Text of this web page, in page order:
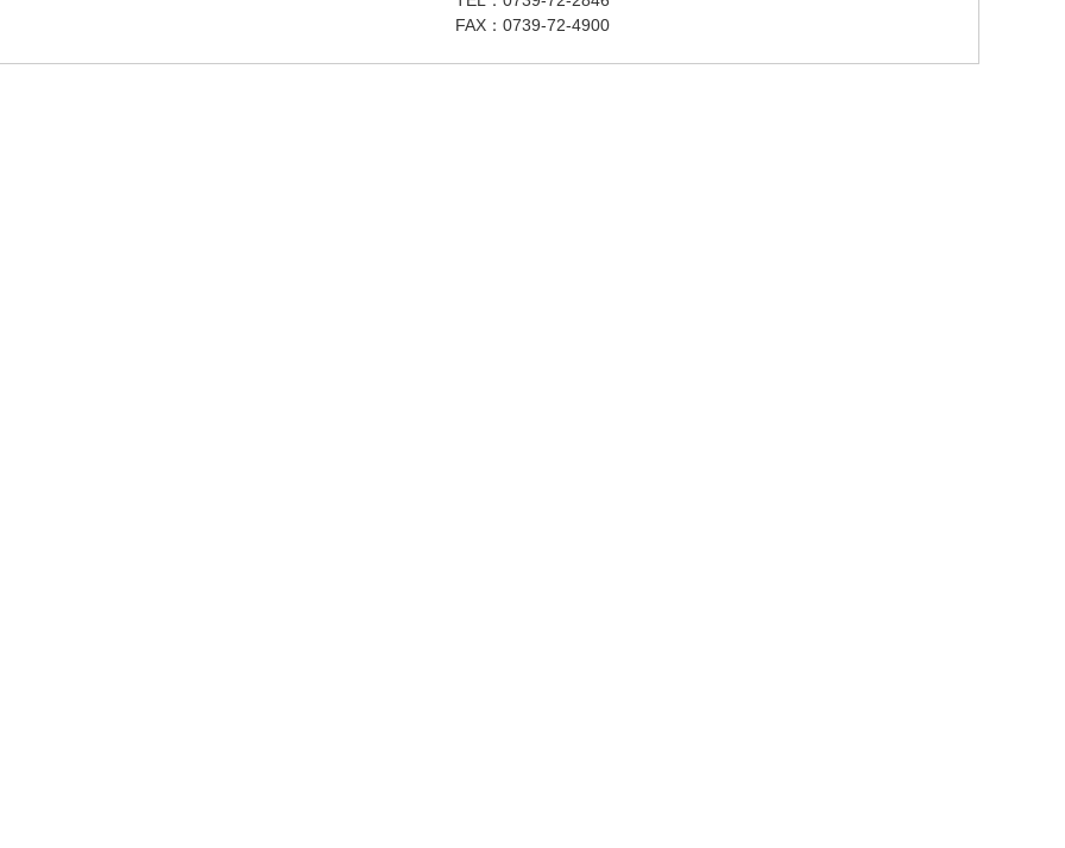
FAX：0739-72-4900